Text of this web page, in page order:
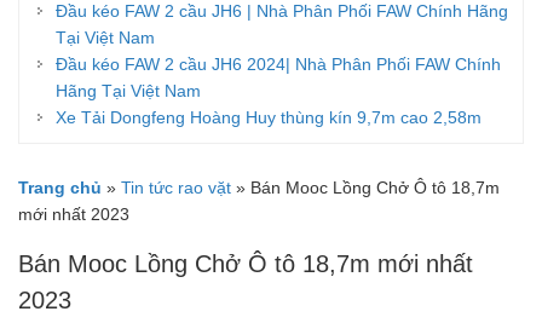
Đầu kéo FAW 2 cầu JH6 | Nhà Phân Phối FAW Chính Hãng
Tại Việt Nam
Đầu kéo FAW 2 cầu JH6 2024| Nhà Phân Phối FAW Chính
Hãng Tại Việt Nam
Xe Tải Dongfeng Hoàng Huy thùng kín 9,7m cao 2,58m
Trang chủ » Tin tức rao vặt » Bán Mooc Lồng Chở Ô tô 18,7m
mới nhất 2023
Bán Mooc Lồng Chở Ô tô 18,7m mới nhất
2023